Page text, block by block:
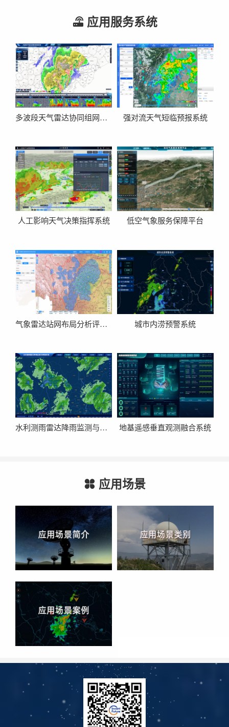
 应用服务系统
多波段天气雷达协同组网观测系统 强对流天气短临预报系统
人工影响天气决策指挥系统 低空气象服务保障平台
气象雷达站网布局分析评估系统 城市内涝预警系统
水利测雨雷达降雨监测与预报系统 地基遥感垂直观测融合系统
 应用场景